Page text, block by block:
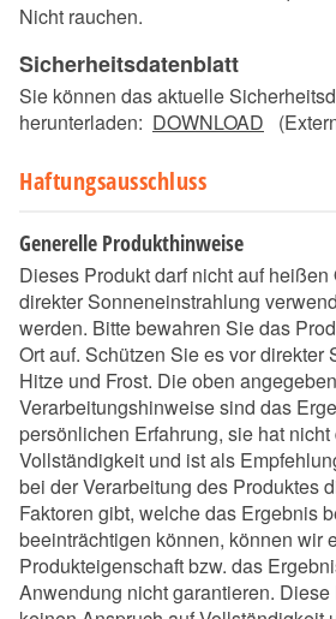
Nicht rauchen.
Sicherheitsdatenblatt
Sie können das aktuelle
herunterladen: DOWNLOAD
Haftungsausschluss
Generelle Produkthinweise
Dieses Produkt darf nicht auf
direkter Sonneneinstrahlung
werden. Bitte bewahren Sie das
Ort auf. Schützen Sie es vor direkter
Hitze und Frost. Die oben
Verarbeitungshinweise sind das
persönlichen Erfahrung, sie hat
Vollständigkeit und ist als
bei der Verarbeitung des Produktes
Faktoren gibt, welche das Ergebnis
beeinträchtigen können, können wir
Produkteigenschaft bzw. das
Anwendung nicht garantieren. Diese